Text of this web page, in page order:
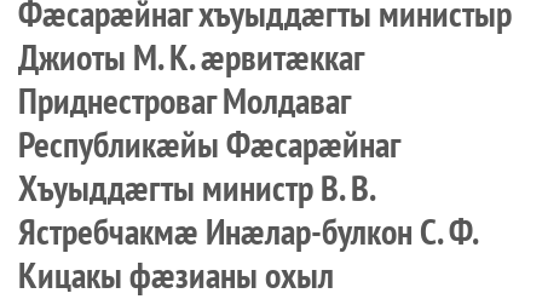
Фæсарæйнаг хъуыддæгты министыр
Джиоты М. К. æрвитæккаг
Приднестроваг Молдаваг
Республикæйы Фæсарæйнаг
Хъуыддæгты министр В. В.
Ястребчакмæ Инæлар-булкон С. Ф.
Кицакы фæзианы охыл